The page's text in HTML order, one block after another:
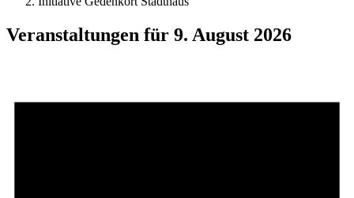
Veranstaltungen für 9. August 2026